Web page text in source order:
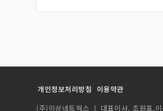
개인정보처리방침 이용약관
(주)이상네트웍스 ㅣ 대표이사. 조원표,